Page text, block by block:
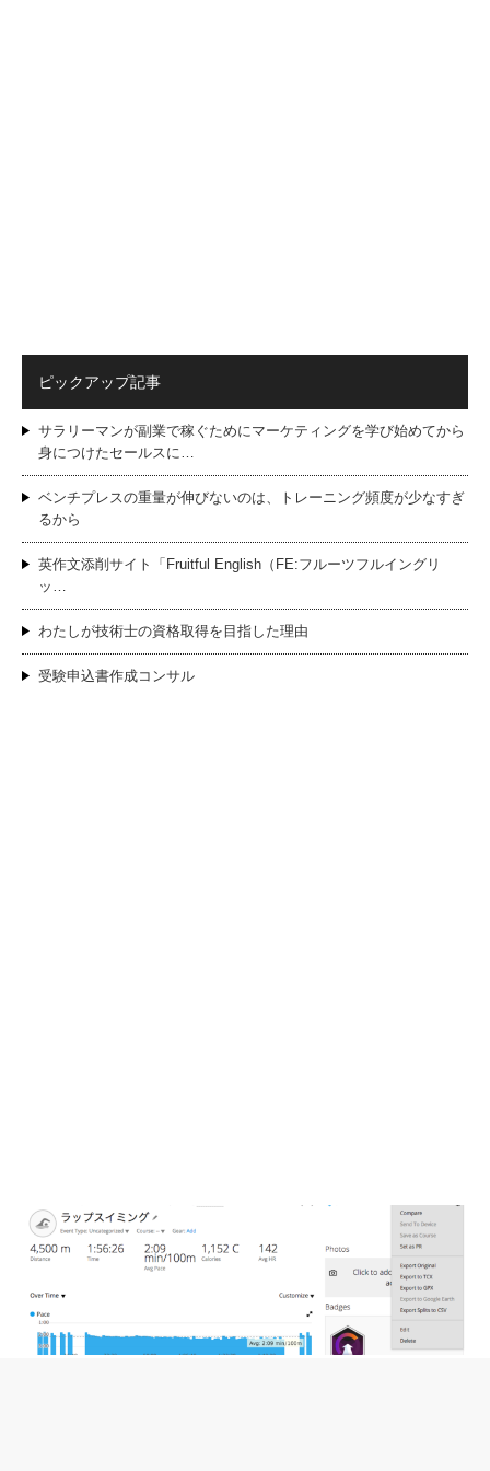
ピックアップ記事
サラリーマンが副業で稼ぐためにマーケティングを学び始めてから
身につけたセールスに…
ベンチプレスの重量が伸びないのは、トレーニング頻度が少なすぎ
るから
英作文添削サイト「Fruitful English（FE:フルーツフルイングリ
ッ…
わたしが技術士の資格取得を目指した理由
受験申込書作成コンサル